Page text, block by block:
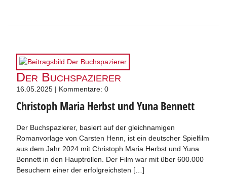
Der Buchspazierer
16.05.2025 | Kommentare: 0
Christoph Maria Herbst und Yuna Bennett
Der Buchspazierer, basiert auf der gleichnamigen
Romanvorlage von Carsten Henn, ist ein deutscher Spielfilm
aus dem Jahr 2024 mit Christoph Maria Herbst und Yuna
Bennett in den Hauptrollen. Der Film war mit über 600.000
Besuchern einer der erfolgreichsten […]